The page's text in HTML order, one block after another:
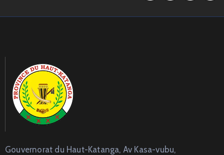
Gouvernorat du Haut-Katanga, Av Kasa-vubu,